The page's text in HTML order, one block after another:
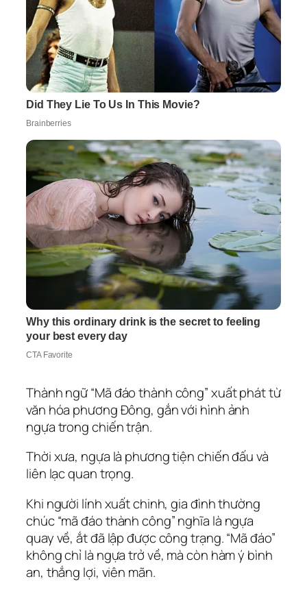
Thành ngữ “Mã đáo thành công” xuất phát từ
văn hóa phương Đông, gắn với hình ảnh
ngựa trong chiến trận.
Thời xưa, ngựa là phương tiện chiến đấu và
liên lạc quan trọng.
Khi người lính xuất chinh, gia đình thường
chúc “mã đáo thành công” nghĩa là ngựa
quay về, ắt đã lập được công trạng. “Mã đáo”
không chỉ là ngựa trở về, mà còn hàm ý bình
an, thắng lợi, viên mãn.